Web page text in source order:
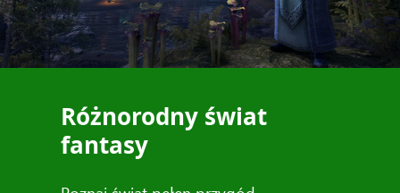
Różnorodny świat
fantasy